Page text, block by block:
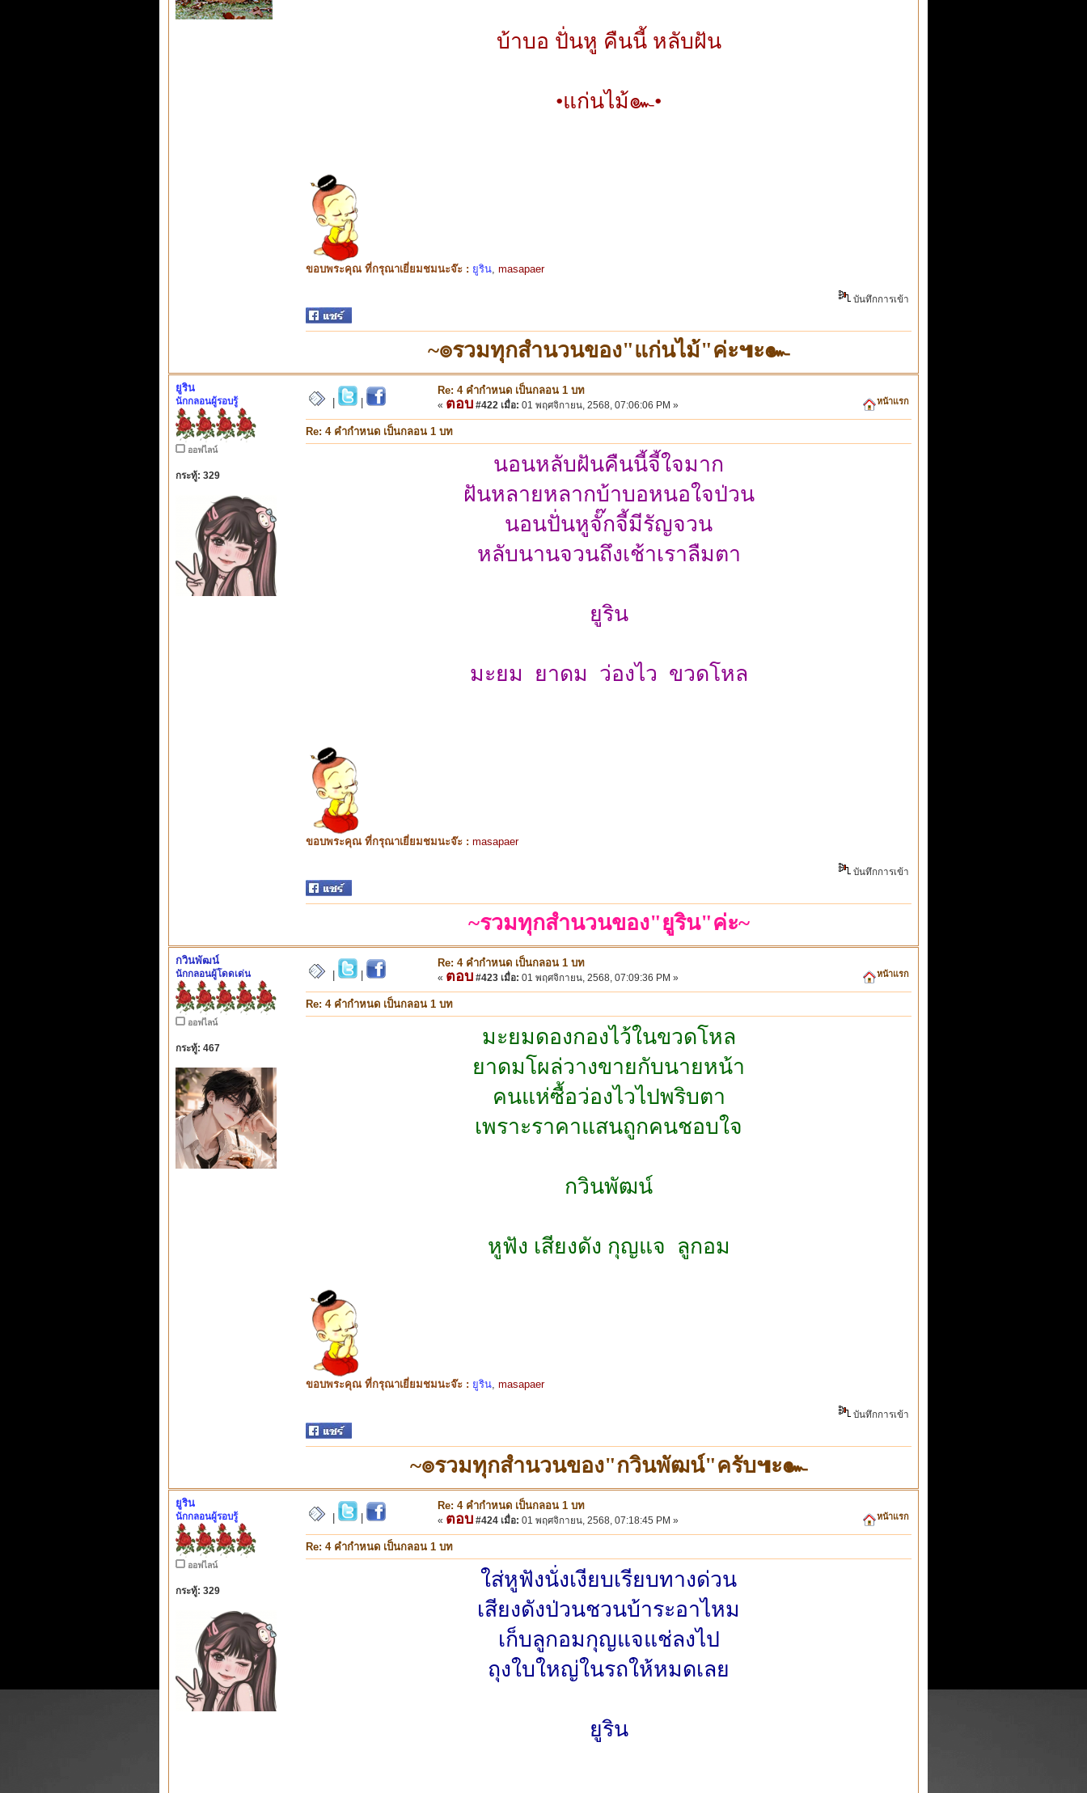
บ้าบอ ปั่นหู คืนนี้ หลับฝัน
•แก่นไม้๛•
ขอบพระคุณ ที่กรุณาเยี่ยมชมนะจ๊ะ : ยูริน masapaer
บันทึกการเข้า
~๏รวมทุกสำนวนของ"แก่นไม้"ค่ะ๚ะ๛
ยูริน
นักกลอนผู้รอบรู้
ออฟไลน์
กระทู้: 329
Re: 4 คำกำหนด เป็นกลอน 1 บท
« ตอบ #422 เมื่อ: 01 พฤศจิกายน, 2568, 07:06:06 PM » หน้าแรก
Re: 4 คำกำหนด เป็นกลอน 1 บท
นอนหลับฝันคืนนี้จี้ใจมาก
ฝันหลายหลากบ้าบอหนอใจป่วน
นอนปั่นหูจั๊กจี้มีรัญจวน
หลับนานจวนถึงเช้าเราลืมตา
ยูริน
มะยม ยาดม ว่องไว ขวดโหล
ขอบพระคุณ ที่กรุณาเยี่ยมชมนะจ๊ะ : masapaer
บันทึกการเข้า
~รวมทุกสำนวนของ"ยูริน"ค่ะ~
กวินพัฒน์
นักกลอนผู้โดดเด่น
ออฟไลน์
กระทู้: 467
Re: 4 คำกำหนด เป็นกลอน 1 บท
« ตอบ #423 เมื่อ: 01 พฤศจิกายน, 2568, 07:09:36 PM » หน้าแรก
Re: 4 คำกำหนด เป็นกลอน 1 บท
มะยมดองกองไว้ในขวดโหล
ยาดมโผล่วางขายกับนายหน้า
คนแห่ซื้อว่องไวไปพริบตา
เพราะราคาแสนถูกคนชอบใจ
กวินพัฒน์
หูฟัง เสียงดัง กุญแจ ลูกอม
ขอบพระคุณ ที่กรุณาเยี่ยมชมนะจ๊ะ : ยูริน masapaer
บันทึกการเข้า
~๏รวมทุกสำนวนของ"กวินพัฒน์"ครับ๚ะ๛
ยูริน
นักกลอนผู้รอบรู้
ออฟไลน์
กระทู้: 329
Re: 4 คำกำหนด เป็นกลอน 1 บท
« ตอบ #424 เมื่อ: 01 พฤศจิกายน, 2568, 07:18:45 PM » หน้าแรก
Re: 4 คำกำหนด เป็นกลอน 1 บท
ใส่หูฟังนั่งเงียบเรียบทางด่วน
เสียงดังป่วนชวนบ้าระอาไหม
เก็บลูกอมกุญแจแช่ลงไป
ถุงใบใหญ่ในรถให้หมดเลย
ยูริน